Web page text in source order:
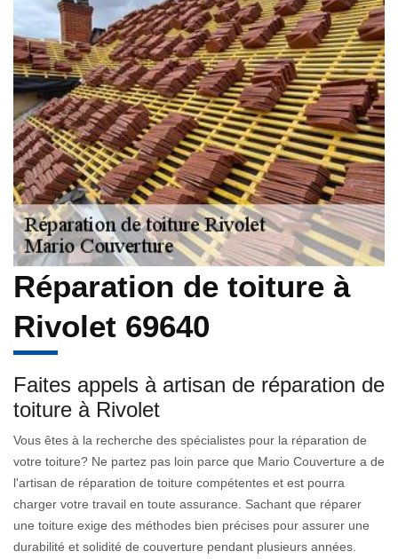
Réparation de toiture à
Rivolet 69640
Faites appels à artisan de réparation de
toiture à Rivolet
Vous êtes à la recherche des spécialistes pour la réparation de
votre toiture? Ne partez pas loin parce que Mario Couverture a de
l'artisan de réparation de toiture compétentes et est pourra
charger votre travail en toute assurance. Sachant que réparer
une toiture exige des méthodes bien précises pour assurer une
durabilité et solidité de couverture pendant plusieurs années.